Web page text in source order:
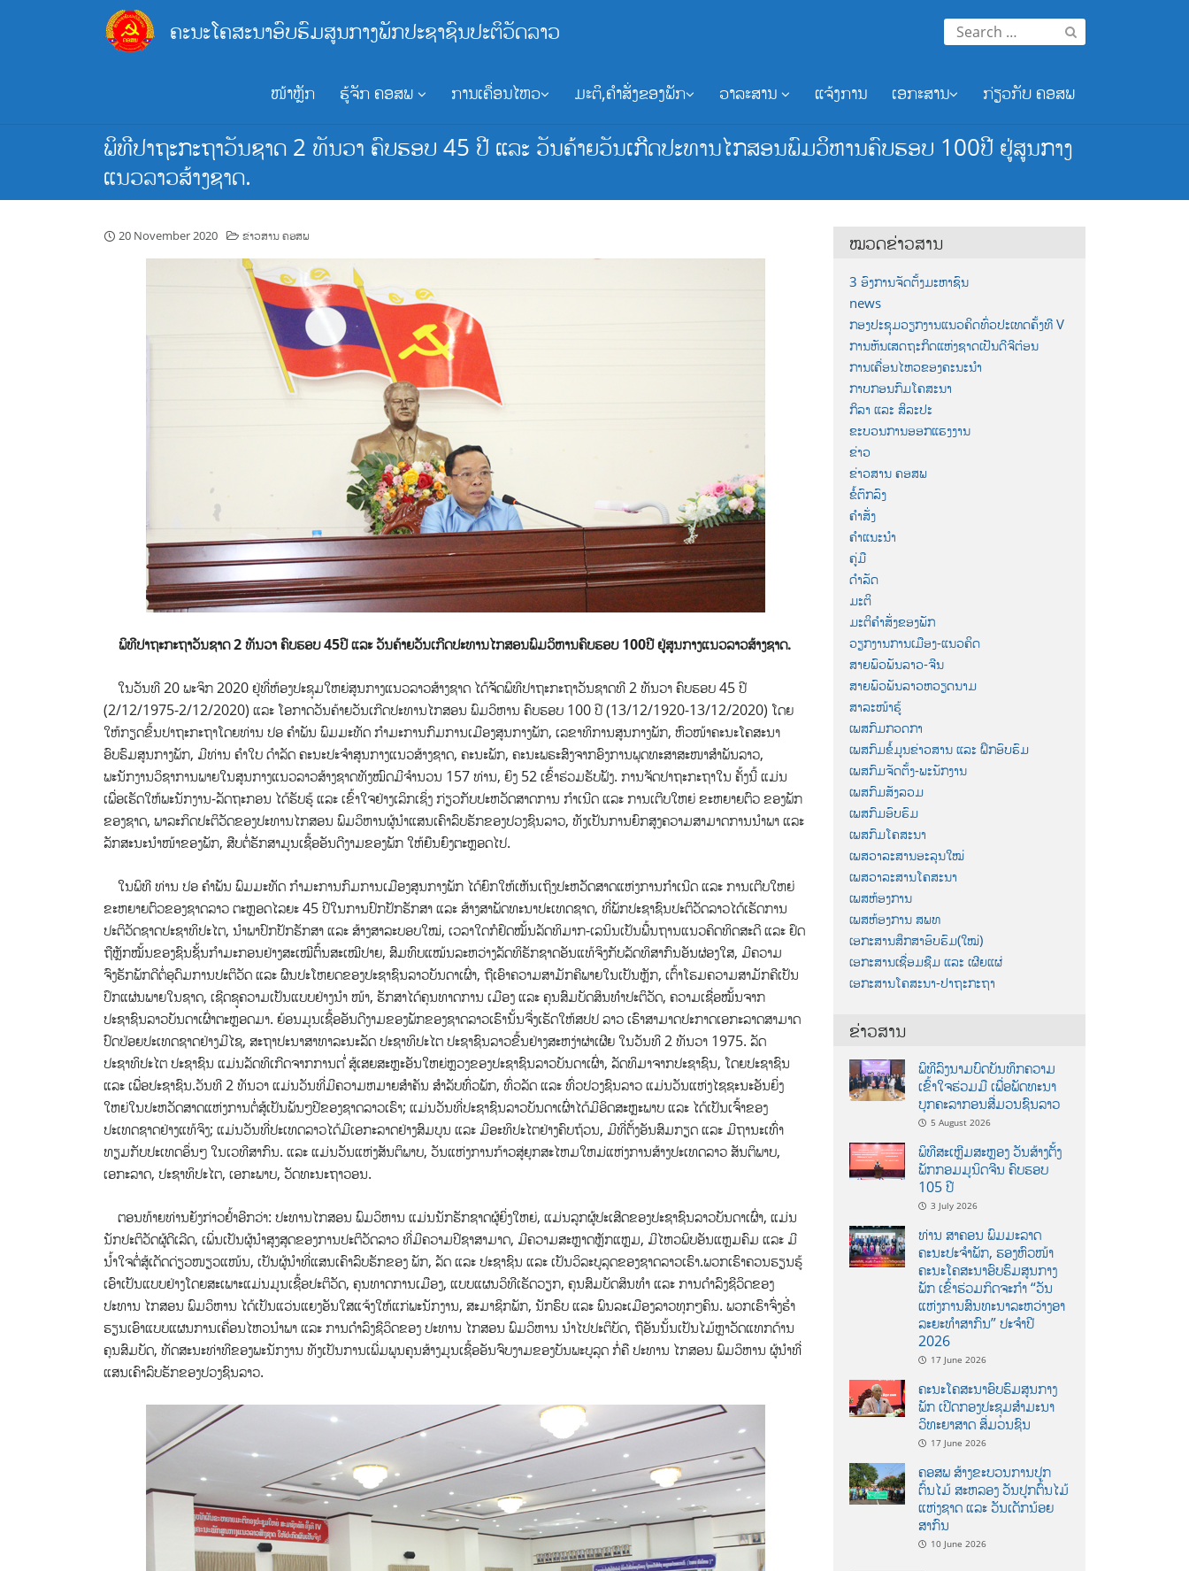
ຄະນະໂຄສະນາອົບຮົມສູນກາງພັກປະຊາຊົນປະຕິວັດລາວ
Search
for:
ໜ້າຫຼັກ ຮູ້ຈັກ ຄອສພ ການເຄື່ອນໄຫວ ມະຕິ,ຄຳສັ່ງຂອງພັກ ວາລະສານ ແຈ້ງການ ເອກະສານ ກ່ຽວກັບ ຄອສພ
ພິທີປາຖະກະຖາວັນຊາດ 2 ທັນວາ ຄົບຮອບ 45 ປີ ແລະ ວັນຄ້າຍວັນເກີດປະທານໄກສອນພົມວິຫານຄົບຮອບ 100ປີ ຢູ່ສູນກາງ
ແນວລາວສ້າງຊາດ.
20 November 2020 ຂ່າວສານ ຄອສພ
ພິທີປາຖະກະຖາວັນຊາດ 2 ທັນວາ ຄົບຮອບ 45ປີ ແລະ ວັນຄ້າຍວັນເກີດປະທານໄກສອນພົມວິຫານຄົບຮອບ 100ປີ ຢູ່ສູນກາງແນວລາວສ້າງຊາດ.
ໃນວັນທີ 20 ພະຈິກ 2020 ຢູ່ທີ່ຫ້ອງປະຊຸມໃຫຍ່ສູນກາງແນວລາວສ້າງຊາດ ໄດ້ຈັດພິທີປາຖະກະຖາວັນຊາດທີ 2 ທັນວາ ຄົບຮອບ 45 ປີ
(2/12/1975-2/12/2020) ແລະໂອກາດວັນຄ້າຍວັນເກີດປະທານໄກສອນ ພົມວິຫານ ຄົບຮອບ 100 ປີ (13/12/1920-13/12/2020) ໂດຍ
ໃຫ້ກຽດຂຶ້ນປາຖະກະຖາໂດຍທ່ານ ປອ ຄຳພັນ ພົມມະທັດ ກຳມະການກົມການເມືອງສູນກາງພັກ, ເລຂາທິການສູນກາງພັກ, ຫົວໜ້າຄະນະໂຄສະນາ
ອົບຮົມສູນກາງພັກ, ມີທ່ານ ຄຳໃບ ດຳລັດ ຄະນະປະຈຳສູນກາງແນວສ້າງຊາດ, ຄະນະພັກ, ຄະນະພຣະສົງຈາກອົງການພຸດທະສາສະໜາສຳພັນລາວ,
ພະນັກງານວິຊາການພາຍໃນສູນກາງແນວລາວສ້າງຊາດທັງໝົດມີຈຳນວນ 157 ທ່ານ, ຍິງ 52 ເຂົ້າຮ່ວມຮັບຟັງ. ການຈັດປາຖະກະຖາໃນ ຄັ້ງນີ້ ແມ່ນ
ເພື່ອເຮັດໃຫ້ພະນັກງານ-ລັດຖະກອນ ໄດ້ຮັບຮູ້ ແລະ ເຂົ້າໃຈຢ່າງເລິກເຊິ່ງ ກ່ຽວກັບປະຫວັດສາດການ ກຳເນີດ ແລະ ການເຕີບໃຫຍ່ ຂະຫຍາຍຕົວ ຂອງພັກ
ຂອງຊາດ, ພາລະກິດປະຕິວັດຂອງປະທານໄກສອນ ພົມວິຫານຜູ້ນຳແສນເຄົາລົບຮັກຂອງປວງຊົນລາວ, ທັງເປັນການຍົກສູງຄວາມສາມາດການນຳພາ ແລະ
ລັກສະນະນຳໜ້າຂອງພັກ, ສືບຕໍ່ຮັກສາມູນເຊື້ອອັນດີງາມຂອງພັກ ໃຫ້ຍືນຍົງຕະຫຼອດໄປ.
ໃນພິທີ ທ່ານ ປອ ຄຳພັນ ພົມມະທັດ ກຳມະການກົມການເມືອງສູນກາງພັກ ໄດ້ຍົກໃຫ້ເຫັນເຖິງປະຫວັດສາດແຫ່ງການກໍາເນີດ ແລະ ການເຕີບໃຫຍ່
ຂະຫຍາຍຕົວຂອງຊາດລາວ ຕະຫຼອດໄລຍະ 45 ປີໃນການປົກປັກຮັກສາ ແລະ ສ້າງສາພັດທະນາປະເທດຊາດ, ທີ່ພັກປະຊາຊົນປະຕິວັດລາວໄດ້ເຮັດການ
ປະຕິວັດຊາດປະຊາທິປະໄຕ, ນຳພາປົກປັກຮັກສາ ແລະ ສ້າງສາລະບອບໃໝ່, ເວລາໃດກໍຢຶດໝັ້ນລັດທິມາກ-ເລນິນເປັນພື້ນຖານແນວຄິດທິດສະດີ ແລະ ຢຶດ
ຖືຫຼັກໝັ້ນຂອງຊົນຊັ້ນກຳມະກອນຢ່າງສະເໝີຕົ້ນສະເໝີປາຍ, ສົມທົບແໝ້ນລະຫວ່າງລັດທິຮັກຊາດອັນແທ້ຈິງກັບລັດທິສາກົນອັນຜ່ອງໃສ, ມີຄວາມ
ຈົງຮັກພັກດີຕໍ່ອຸດົມການປະຕິວັດ ແລະ ຜົນປະໂຫຍດຂອງປະຊາຊົນລາວບັນດາເຜົ່າ, ຖືເອົາຄວາມສາມັກຄີພາຍໃນເປັນຫຼັກ, ເຕົ້າໂຮມຄວາມສາມັກຄີເປັນ
ປຶກແຜ່ນພາຍໃນຊາດ, ເຊີດຊູຄວາມເປັນແບບຢ່າງນຳ ໜ້າ, ຮັກສາໄດ້ຄຸນທາດການ ເມືອງ ແລະ ຄຸນສົມບັດສິນທຳປະຕິວັດ, ຄວາມເຊື່ອໝັ້ນຈາກ
ປະຊາຊົນລາວບັນດາເຜົ່າຕະຫຼອດມາ. ຍ້ອນມູນເຊື້ອອັນດີງາມຂອງພັກຂອງຊາດລາວເຮົານັ້ນຈື່ງເຮັດໃຫ້ສປປ ລາວ ເຮົາສາມາດປະກາດເອກະລາດສາມາດ
ປົດປ່ອຍປະເທດຊາດຢ່າງມີໄຊ, ສະຖາປະນາສາທາລະນະລັດ ປະຊາທິປະໄຕ ປະຊາຊົນລາວຂື້ນຢ່າງສະຫງ່າຜ່າເຜີຍ ໃນວັນທີ 2 ທັນວາ 1975. ລັດ
ປະຊາທິປະໄຕ ປະຊາຊົນ ແມ່ນລັດທິເກີດຈາກການຕ ໍ່ສູ້ເສຍສະຫຼະອັນໃຫຍ່ຫຼວງຂອງປະຊາຊົນລາວບັນດາເຜົ່າ, ລັດທິມາຈາກປະຊາຊົນ, ໂດຍປະຊາຊົນ
ແລະ ເພື່ອປະຊາຊົນ.ວັນທີ 2 ທັນວາ ແມ່ນວັນທີ່ມີຄວາມຫມາຍສໍາຄັນ ສໍາລັບທົ່ວພັກ, ທົ່ວລັດ ແລະ ທົ່ວປວງຊົນລາວ ແມ່ນວັນແຫ່ງໄຊຊະນະອັນຍິ່ງ
ໃຫຍ່ໃນປະຫວັດສາດແຫ່ງການຕໍ່ສູ້ເປັນພັນໆປີຂອງຊາດລາວເຮົາ; ແມ່ນວັນທີ່ປະຊາຊົນລາວບັນດາເຜົ່າໄດ້ມີອິດສະຫຼະພາບ ແລະ ໄດ້ເປັນເຈົ້າຂອງ
ປະເທດຊາດຢ່າງແທ້ຈິງ; ແມ່ນວັນທີ່ປະເທດລາວໄດ້ມີເອກະລາດຢ່າງສົມບູນ ແລະ ມີອະທິປະໄຕຢ່າງຄົບຖ້ວນ, ມີທີ່ຕັ້ງອັນສົມກຽດ ແລະ ມີຖານະເທົ່າ
ທຽມກັບປະເທດອຶ່ນໆ ໃນເວທີສາກົນ. ແລະ ແມ່ນວັນແຫ່ງສັນຕິພາບ, ວັນແຫ່ງການກ້າວສູ່ຍຸກສະໄຫມໃຫມ່ແຫ່ງການສ້າງປະເທດລາວ ສັນຕິພາບ,
ເອກະລາດ, ປະຊາທິປະໄຕ, ເອກະພາບ, ວັດທະນະຖາວອນ.
ຕອນທ້າຍທ່ານຍັງກ່າວຢ້ຳອີກວ່າ: ປະ​ທານໄກ​ສອນ ພົມ​ວິ​ຫານ ແມ່ນ​ນັກ​ຮັກ​ຊາດຜູ້​ຍິ່ງ​ໃຫ​ຍ່, ແມ່ນ​ລູກ​ຜູ້​ປະ​ເສີດ​ຂອງ​ປະ​ຊາ​ຊົນ​ລາວ​ບັນ​ດາ​ເຜົ່າ, ແມ່ນ​
ນັກ​ປະ​ຕິ​ວັດ​ຜູ້​ດີ​ເລີດ, ເພິ່ນ​ເປັນ​ຜູ້​ນຳ​ສູງ​ສຸດ​ຂອງ​ການ​ປະ​ຕິ​ວັດ​ລາວ ທີ່​ມີ​ຄວາມ​ປີ​ຊາ​ສາ​ມາດ, ມີ​ຄວາມ​ສະຫຼາດຫຼັກ​ແຫຼມ, ມີ​ໄຫວ​ພິບ​ອັນ​ແຫຼມ​ຄົມ ແລະ ມີ​
ນ້ຳ​ໃຈ​ຕໍ່​ສູ້​ເດັດ​ດ່ຽວ​ໜຽວ​ແໜ້ນ, ເປັນ​ຜູ້​ນຳ​ທີ່​ແສນ​ເຄົາ​ລົບ​ຮັກ​ຂອງ​ ພັກ, ​ລັດ ແລະ ​ປະ​ຊາ​ຊົນ ແລະ ເປັນ​ວິ​ລະ​ບູ​ລຸດ​ຂອງ​ຊາດ​ລາວ​ເຮົາ.ພວກເຮົາຄວນຮຽນຮູ້
ເອົາເປັນແບບຢ່າງໂດຍສະເພາະແມ່ນມູນເຊື້ອປະຕິວັດ, ຄຸນທາດການເມືອງ, ແບບແຜນວິທີເຮັດວຽກ, ຄຸນສົມບັດສິນທໍາ ແລະ ການດໍາລົງຊີວິດຂອງ
ປະທານ ໄກສອນ ພົມວິຫານ ໄດ້ເປັນແວ່ນແຍງອັນໃສແຈ້ງໃຫ້ແກ່ພະນັກງານ, ສະມາຊິກພັກ, ນັກຮົບ ແລະ ພົນລະເມືອງລາວທຸກໆຄົນ. ພວກເຮົາຈົ່ງຮ່ໍາ
ຮຽນເອົາແບບແຜນການເຄື່ອນໄຫວນໍາພາ ແລະ ການດໍາລົງຊີວິດຂອງ ປະທານ ໄກສອນ ພົມວິຫານ ນໍາໄປປະຕິບັດ, ຖືອັນນັ້ນເປັນໄມ້ຫຼາວັດແທກດ້ານ
ຄຸນສົມບັດ, ທັດສະນະທ່າທີຂອງພະນັກງານ ທັງເປັນການເພີ່ມພູນຄູນສ້າງມູນເຊື້ອອັນຈົບງາມຂອງບັນພະບູລຸດ ກໍ່ຄື ປະທານ ໄກສອນ ພົມວິຫານ ຜູ້ນໍາທີ່
ແສນເຄົາລົບຮັກຂອງປວງຊົນລາວ.
ໝວດຂ່າວສານ
3 ອົງການຈັດຕັ້ງມະຫາຊົນ
news
ກອງປະຊຸມວຽກງານແນວຄິດທົ່ວປະເທດຄັ້ງທີ V
ການຫັນເສດຖະກິດແຫ່ງຊາດເປັນດີຈີຕ໋ອນ
ການເຄື່ອນໄຫວຂອງຄະນະນຳ
ກາບກອນກົມໂຄສະນາ
ກິລາ ແລະ ສິລະປະ
ຂະບວນການອອກແຮງງານ
ຂ່າວ
ຂ່າວສານ ຄອສພ
ຂໍ້ຕົກລົງ
ຄຳສັ່ງ
ຄຳແນະນຳ
ຄູ່ມື
ດຳລັດ
ມະຕິ
ມະຕິຄຳສັ່ງຂອງພັກ
ວຽກງານການເມືອງ-ແນວຄິດ
ສາຍພົວພັນລາວ-ຈີນ
ສາຍພົວພັນລາວຫວຽດນາມ
ສາລະໜ້າຮູ້
ເພສກົມກວດກາ
ເພສກົມຂໍ້ມູນຂ່າວສານ ແລະ ຝຶກອົບຮົມ
ເພສກົມຈັດຕັ້ງ-ພະນັກງານ
ເພສກົມສັງລວມ
ເພສກົມອົບຮົມ
ເພສກົມໂຄສະນາ
ເພສວາລະສານອະລຸນໃໝ່
ເພສວາລະສານໂຄສະນາ
ເພສຫ້ອງການ
ເພສຫ້ອງການ ສພທ
ເອກະສານສຶກສາອົບຮົມ(ໃໝ່)
ເອກະສານເຊື່ອມຊືມ ແລະ ເຜີຍແຜ່
ເອກະສານໂຄສະນາ-ປາຖະກະຖາ
ຂ່າວສານ
ພິທີລົງນາມບົດບັນທຶກຄວາມ
ເຂົ້າໃຈຮ່ວມມື ເພື່ອພັດທະນາ
ບຸກຄະລາກອນສື່ມວນຊົນລາວ
5 August 2026
ພິທີສະເຫຼີມສະຫຼອງ ວັນສ້າງຕັ້ງ
ພັກກອມມູນິດຈີນ ຄົບຮອບ
105 ປີ
3 July 2026
ທ່ານ ສາຄອນ ພົມມະລາດ
ຄະນະປະຈໍາພັກ, ຮອງຫົວໜ້າ
ຄະນະໂຄສະນາອົບຮົມສູນກາງ
ພັກ ເຂົ້າຮ່ວມກິດຈະກຳ “ວັນ
ແຫ່ງການສົນທະນາລະຫວ່າງອາ
ລະຍະທຳສາກົນ” ປະຈຳປີ
2026
17 June 2026
ຄະນະໂຄສະນາອົບຮົມສູນກາງ
ພັກ ເປີດກອງປະຊຸມສຳມະນາ
ວິທະຍາສາດ ສຶ່ມວນຊົນ
17 June 2026
ຄອສພ ສ້າງຂະບວນການປູກ
ຕົ້ນໄມ້ ສະຫລອງ ວັນປູກຕົ້ນໄມ້
ແຫ່ງຊາດ ແລະ ວັນເດັກນ້ອຍ
ສາກົນ
10 June 2026